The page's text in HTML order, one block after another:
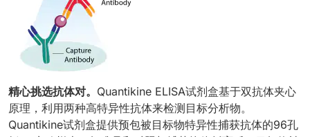
精心挑选抗体对。 Quantikine ELISA试剂盒基于双抗体夹心
原理，利用两种高特异性抗体来检测目标分析物。
Quantikine试剂盒提供预包被目标物特异性捕获抗体的96孔